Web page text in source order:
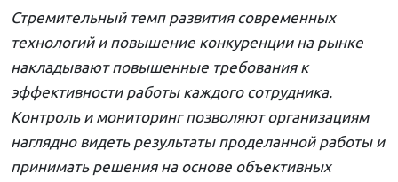
Стремительный темп развития современных
технологий и повышение конкуренции на рынке
накладывают повышенные требования к
эффективности работы каждого сотрудника.
Контроль и мониторинг позволяют организациям
наглядно видеть результаты проделанной работы и
принимать решения на основе объективных